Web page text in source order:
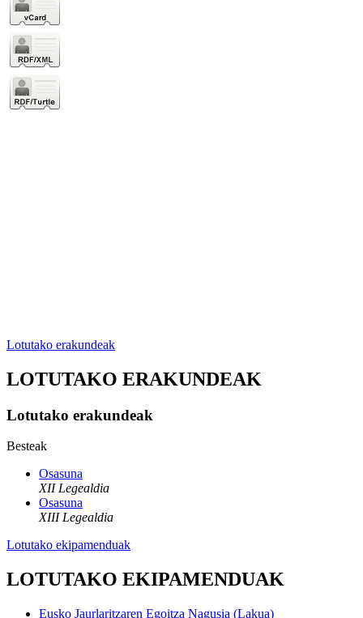
Lotutako erakundeak
LOTUTAKO ERAKUNDEAK
Lotutako erakundeak
Besteak
Osasuna
XII Legealdia
Osasuna
XIII Legealdia
Lotutako ekipamenduak
LOTUTAKO EKIPAMENDUAK
Eusko Jaurlaritzaren Egoitza Nagusia (Lakua)